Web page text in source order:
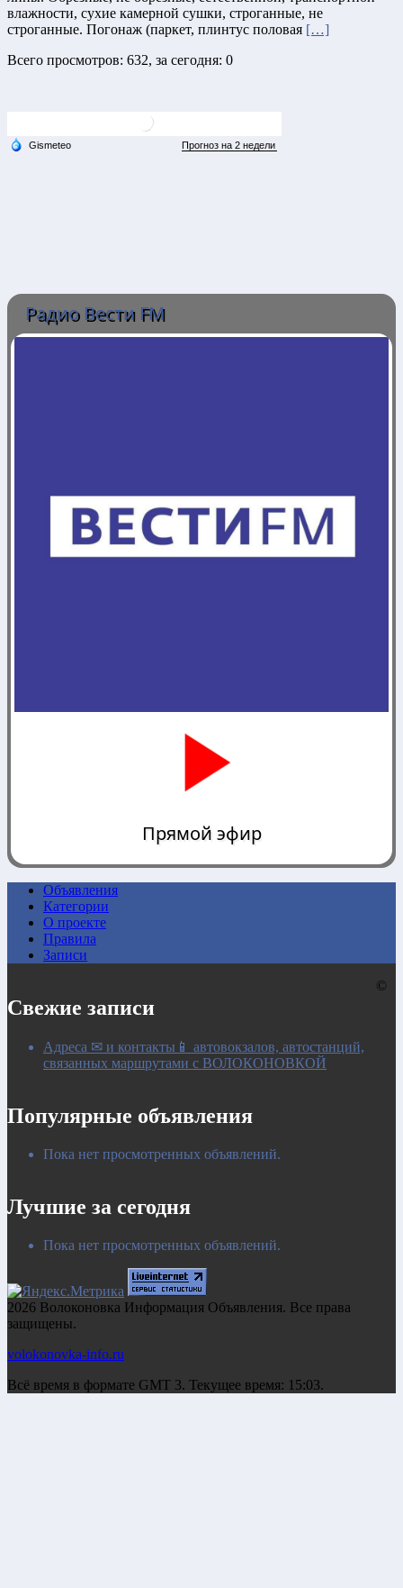
влажности, сухие камерной сушки, строганные, не
строганные. Погонаж (паркет, плинтус половая […]
Всего просмотров: 632, за сегодня: 0
Радио Вести FM
0:00
Прямой эфир
Объявления
Категории
О проекте
Правила
Записи
Свежие записи
Адреса ✉ и контакты📱 автовокзалов, автостанций,
связанных маршрутами с ВОЛОКОНОВКОЙ
Популярные объявления
Пока нет просмотренных объявлений.
Лучшие за сегодня
Пока нет просмотренных объявлений.
©
2026 Волоконовка Информация Объявления. Все права
защищены.
volokonovka-info.ru
Всё время в формате GMT 3. Текущее время: 15:03.